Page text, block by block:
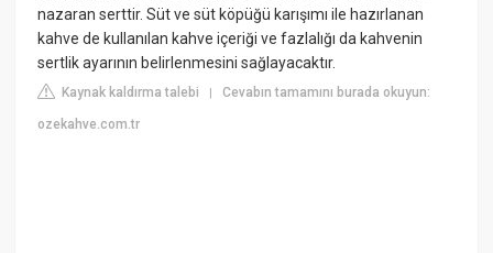
nazaran serttir. Süt ve süt köpüğü karışımı ile hazırlanan
kahve de kullanılan kahve içeriği ve fazlalığı da kahvenin
sertlik ayarının belirlenmesini sağlayacaktır.
Kaynak kaldırma talebi |Cevabın tamamını burada okuyun:
ozekahve.com.tr